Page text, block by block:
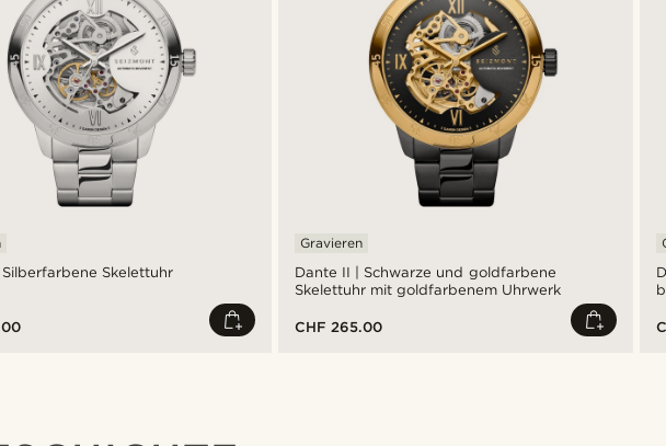
Skelettuhr
Dante II | Schwarze und goldfarbene
Skelettuhr mit goldfarbenem Uhrwerk
Gravieren
CHF 265.00